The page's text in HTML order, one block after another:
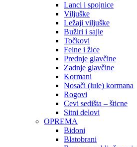
Lanci i spojnice
Viljuške
Ležaji viljuške
Bužiri i sajle
Točkovi
Felne i žice
Prednje glavčine
Zadnje glavčine
Kormani
Nosači (lule) kormana
Rogovi
Cevi sedišta – šticne
Sitni delovi
OPREMA
Bidoni
Blatobrani